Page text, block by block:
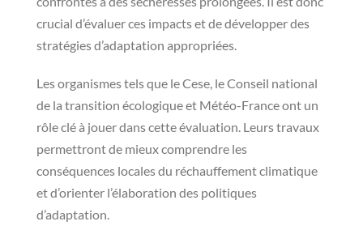
crucial d’évaluer ces impacts et de développer des
stratégies d’adaptation appropriées.
Les organismes tels que le Cese, le Conseil national
de la transition écologique et Météo-France ont un
rôle clé à jouer dans cette évaluation. Leurs travaux
permettront de mieux comprendre les
conséquences locales du réchauffement climatique
et d’orienter l’élaboration des politiques
d’adaptation.